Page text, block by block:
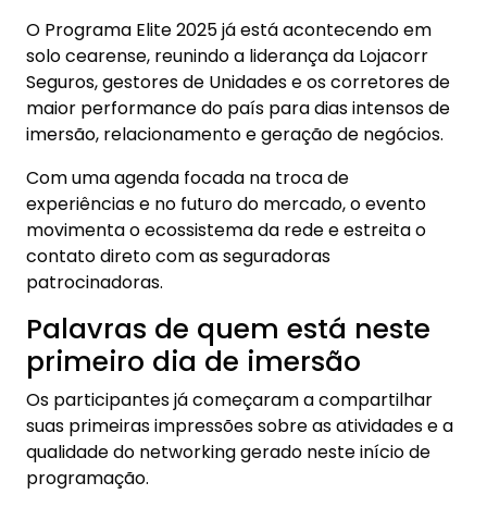
O Programa Elite 2025 já está acontecendo em
solo cearense, reunindo a liderança da Lojacorr
Seguros, gestores de Unidades e os corretores de
maior performance do país para dias intensos de
imersão, relacionamento e geração de negócios.
Com uma agenda focada na troca de
experiências e no futuro do mercado, o evento
movimenta o ecossistema da rede e estreita o
contato direto com as seguradoras
patrocinadoras.
Palavras de quem está neste
primeiro dia de imersão
Os participantes já começaram a compartilhar
suas primeiras impressões sobre as atividades e a
qualidade do networking gerado neste início de
programação.